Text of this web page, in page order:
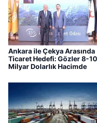
Ankara ile Çekya Arasında
Ticaret Hedefi: Gözler 8-10
Milyar Dolarlık Hacimde